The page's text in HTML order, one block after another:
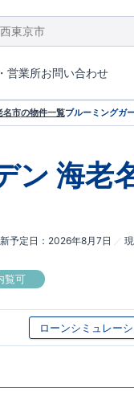
営業所お問い合わせ
名市の物件一覧ブルーミングガ
ン 海老
予定日 2026年8月7日
覧可
ローンシミュレー